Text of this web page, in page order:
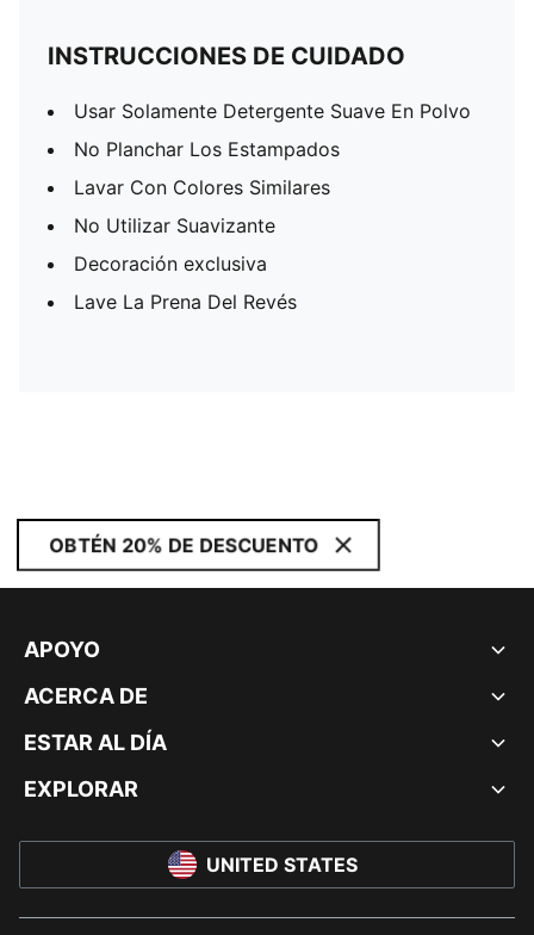
INSTRUCCIONES DE CUIDADO
Usar Solamente Detergente Suave En Polvo
No Planchar Los Estampados
Lavar Con Colores Similares
No Utilizar Suavizante
Decoración exclusiva
Lave La Prena Del Revés
OBTÉN 20% DE DESCUENTO
APOYO
ACERCA DE
ESTAR AL DÍA
EXPLORAR
UNITED STATES